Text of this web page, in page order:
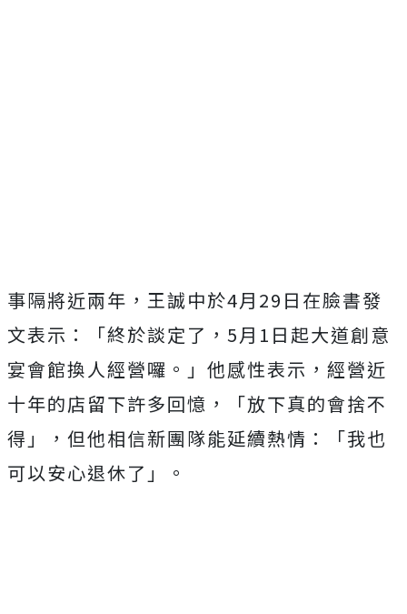
事隔將近兩年，王誠中於4月29日在臉書發
文表示：「終於談定了，5月1日起大道創意
宴會館換人經營囉。」他感性表示，經營近
十年的店留下許多回憶，「放下真的會捨不
得」，但他相信新團隊能延續熱情：「我也
可以安心退休了」。